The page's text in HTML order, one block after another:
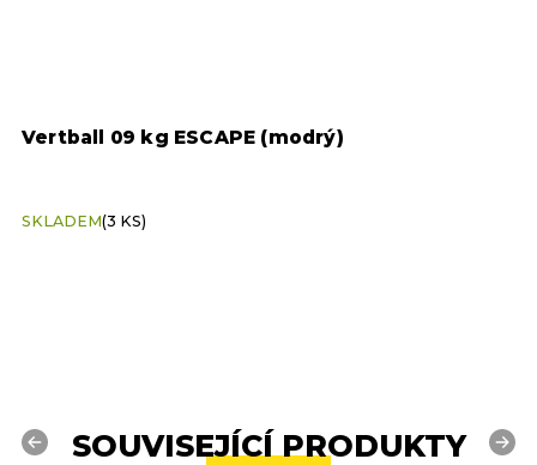
Vertball 09 kg ESCAPE (modrý)
SKLADEM(3 KS)
SOUVISEJÍCÍ PRODUKTY
Previous Next